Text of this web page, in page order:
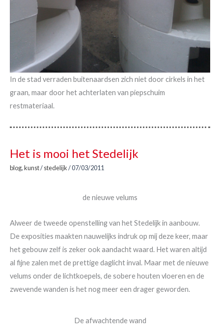
In de stad verraden buitenaardsen zich niet door cirkels in het
graan, maar door het achterlaten van piepschuim
restmateriaal.
Het is mooi het Stedelijk
blog,kunst/stedelijk/07/03/2011
de nieuwe velums
Alweer de tweede openstelling van het Stedelijk in aanbouw.
De exposities maakten nauwelijks indruk op mij deze keer, maar
het gebouw zelf is zeker ook aandacht waard. Het waren altijd
al fijne zalen met de prettige daglicht inval. Maar met de nieuwe
velums onder de lichtkoepels, de sobere houten vloeren en de
zwevende wanden is het nog meer een drager geworden.
De afwachtende wand